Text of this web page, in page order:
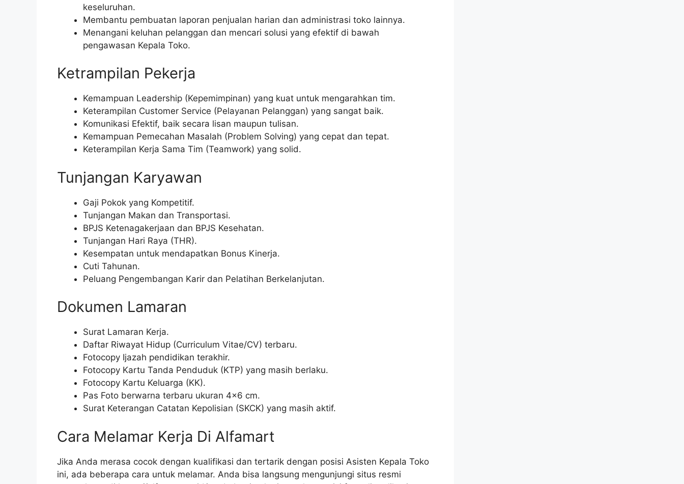
keseluruhan.
Membantu pembuatan laporan penjualan harian dan administrasi toko lainnya.
Menangani keluhan pelanggan dan mencari solusi yang efektif di bawah
pengawasan Kepala Toko.
Ketrampilan Pekerja
Kemampuan Leadership (Kepemimpinan) yang kuat untuk mengarahkan tim.
Keterampilan Customer Service (Pelayanan Pelanggan) yang sangat baik.
Komunikasi Efektif, baik secara lisan maupun tulisan.
Kemampuan Pemecahan Masalah (Problem Solving) yang cepat dan tepat.
Keterampilan Kerja Sama Tim (Teamwork) yang solid.
Tunjangan Karyawan
Gaji Pokok yang Kompetitif.
Tunjangan Makan dan Transportasi.
BPJS Ketenagakerjaan dan BPJS Kesehatan.
Tunjangan Hari Raya (THR).
Kesempatan untuk mendapatkan Bonus Kinerja.
Cuti Tahunan.
Peluang Pengembangan Karir dan Pelatihan Berkelanjutan.
Dokumen Lamaran
Surat Lamaran Kerja.
Daftar Riwayat Hidup (Curriculum Vitae/CV) terbaru.
Fotocopy Ijazah pendidikan terakhir.
Fotocopy Kartu Tanda Penduduk (KTP) yang masih berlaku.
Fotocopy Kartu Keluarga (KK).
Pas Foto berwarna terbaru ukuran 4×6 cm.
Surat Keterangan Catatan Kepolisian (SKCK) yang masih aktif.
Cara Melamar Kerja Di Alfamart
Jika Anda merasa cocok dengan kualifikasi dan tertarik dengan posisi Asisten Kepala Toko
ini, ada beberapa cara untuk melamar. Anda bisa langsung mengunjungi situs resmi